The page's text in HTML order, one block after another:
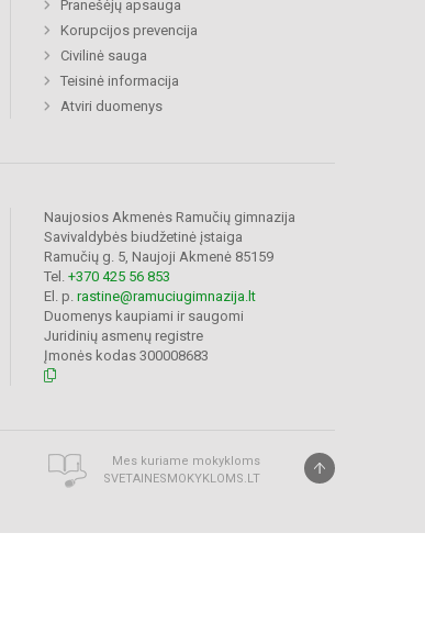
Pranešėjų apsauga
Korupcijos prevencija
Civilinė sauga
Teisinė informacija
Atviri duomenys
Naujosios Akmenės Ramučių gimnazija
Savivaldybės biudžetinė įstaiga
Ramučių g. 5, Naujoji Akmenė 85159
Tel. +370 425 56 853
El. p. rastine@ramuciugimnazija.lt
Duomenys kaupiami ir saugomi
Juridinių asmenų registre
Įmonės kodas 300008683
Mes kuriame mokykloms
SVETAINESMOKYKLOMS.LT